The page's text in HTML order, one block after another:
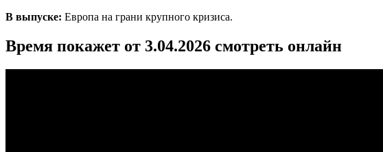
В выпуске: Европа на грани крупного кризиса.
Время покажет от 3.04.2026 смотреть онлайн